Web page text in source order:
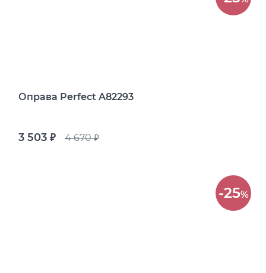
Оправа Perfect A82293
3 503 руб. 4 670руб.
-25%